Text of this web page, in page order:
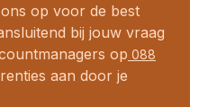
op voor de best
bij jouw vraag
op 088
aan door je